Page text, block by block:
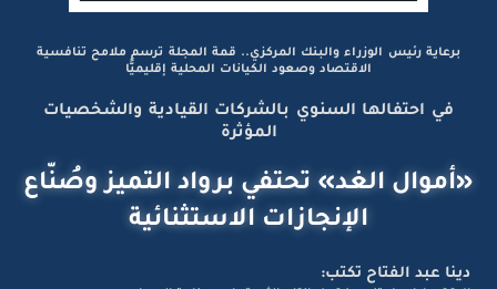
برعاية رئيس الوزراء والبنك المركزي.. قمة المجلة ترسم ملامح تنافسية
الاقتصاد وصعود الكيانات المحلية إقليميًّا
في احتفالها السنوي بالشركات القيادية والشخصيات
المؤثرة
«أموال الغد» تحتفي برواد التميز وصُنّاع
الإنجازات الاستثنائية
دينا عبد الفتاح تكتب: